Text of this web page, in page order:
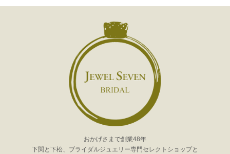
おかげさまで創業48年
下関と下松、ブライダルジュエリー専門セレクトショップと